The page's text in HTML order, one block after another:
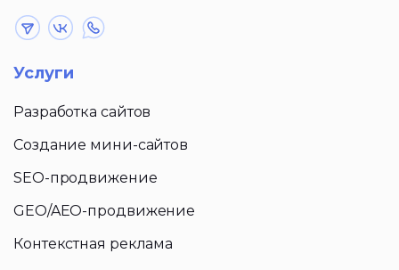
Услуги
Разработка сайтов
Создание мини-сайтов
SEO-продвижение
GEO/AEO-продвижение
Контекстная реклама